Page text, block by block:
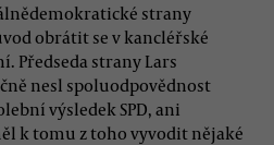
strany
obrátit se v kancléřské
Předseda strany Lars
nesl spoluodpovědnost
výsledek SPD, ani
k tomu z toho vyvodit nějaké